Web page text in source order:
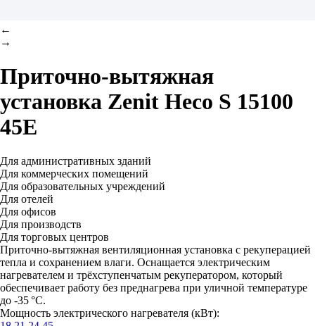
←
→
Приточно-вытяжная
установка Zenit Heco S 15100
45E
Для административных зданий
Для коммерческих помещений
Для образовательных учреждений
Для отелей
Для офисов
Для производств
Для торговых центров
Приточно-вытяжная вентиляционная установка с рекуперацией
тепла и сохранением влаги. Оснащается электрическим
нагревателем и трёхступенчатым рекуператором, который
обеспечивает работу без преднагрева при уличной температуре
до -35 °C.
Мощность электрического нагревателя (кВт):